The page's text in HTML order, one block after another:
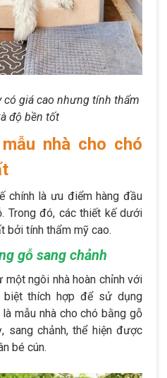
có giá cao nhưng tính thẩm
độ bền tốt
nhà cho chó
chính là ưu điểm hàng đầu
Trong đó, các thiết kế dưới
bởi tính thẩm mỹ cao.
gỗ sang chảnh
một ngôi nhà hoàn chỉnh với
biệt thích hợp để sử dụng
mẫu nhà cho chó bằng gỗ
sang chảnh, thể hiện được
bé cún.